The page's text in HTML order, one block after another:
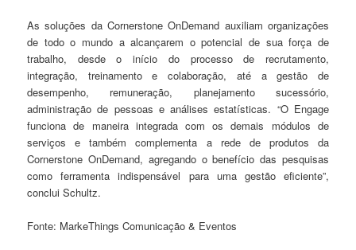
As soluções da Cornerstone OnDemand auxiliam organizações
de todo o mundo a alcançarem o potencial de sua força de
trabalho, desde o início do processo de recrutamento,
integração, treinamento e colaboração, até a gestão de
desempenho, remuneração, planejamento sucessório,
administração de pessoas e análises estatísticas. “O Engage
funciona de maneira integrada com os demais módulos de
serviços e também complementa a rede de produtos da
Cornerstone OnDemand, agregando o benefício das pesquisas
como ferramenta indispensável para uma gestão eficiente”,
conclui Schultz.
Fonte: MarkeThings Comunicação & Eventos